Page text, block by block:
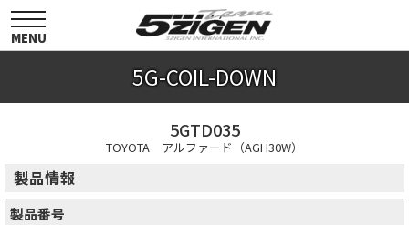
toggle
navigation
MENU
5G-COIL-DOWN
5GTD035
TOYOTA アルファード（AGH30W）
製品情報
製品番号